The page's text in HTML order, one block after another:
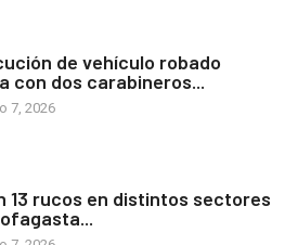
de vehículo robado
con dos carabineros...
7, 2026
13 rucos en distintos sectores